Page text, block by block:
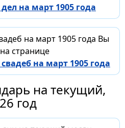
на март 1905 года
на март 1905 года Вы
странице
на март 1905 года
на текущий,
год